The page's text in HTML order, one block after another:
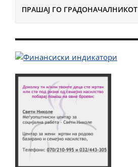
ПРАШАЈ ГО ГРАДОНАЧАЛНИКОТ